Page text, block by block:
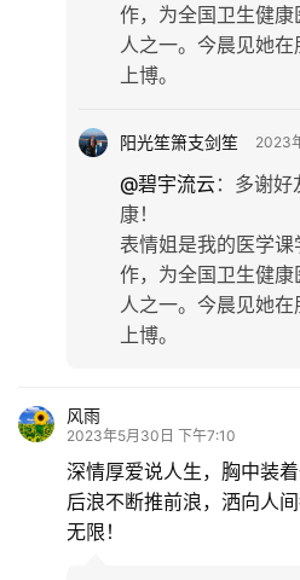
作，为全国卫生健
人之一。今晨见她
上博。
阳光笙箫支剑笙 2023
@碧宇流云： 多谢好
康！
表情姐是我的医学
作，为全国卫生健
人之一。今晨见她
上博。
风雨
2023年5月30日 下午7:10
深情厚爱说人生，胸中装着
后浪不断推前浪，洒向人
无限！